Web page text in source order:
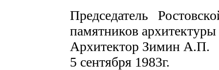
Председатель
памятников архитектуры
Архитектор Зимин А.П.
5 сентября 1983г.